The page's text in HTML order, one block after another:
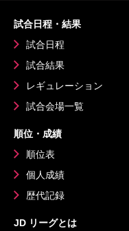
試合日程・結果
試合日程
試合結果
レギュレーション
試合会場一覧
順位・成績
順位表
個人成績
歴代記録
JD リーグとは